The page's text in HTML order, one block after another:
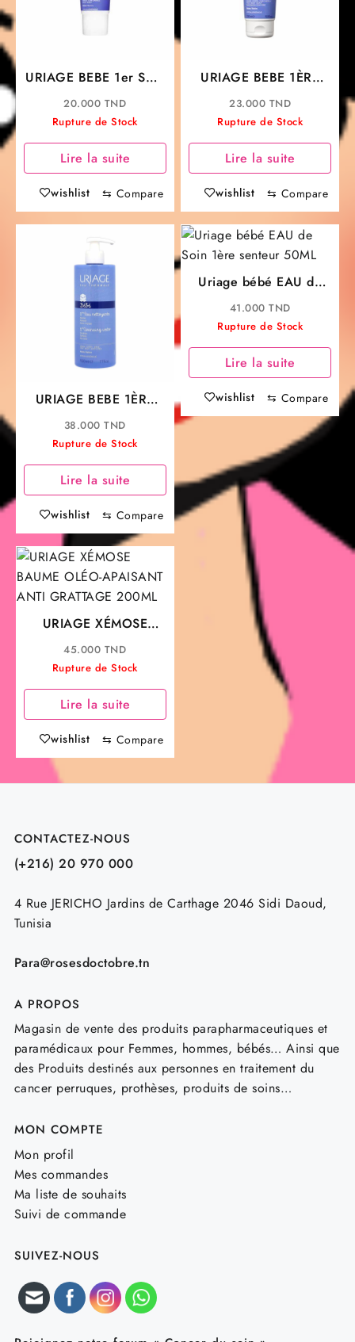
URIAGE BEBE 1er Soin
Croûtes de Lait 40ML
20.000 TND
Rupture de Stock
Lire la suite
wishlist ⇆ Compare
URIAGE BEBE 1ÈRE
CRÈME LAVANTE
SURGRAS MOUSSANT
200ML
23.000 TND
Rupture de Stock
Lire la suite
wishlist ⇆ Compare
URIAGE BEBE 1ÈRE
EAU NETTOYANTE
EAU NETTOYANTE
DOUCEUR 500ML
38.000TND
Rupture de Stock
Lire la suite
wishlist ⇆ Compare
Uriage bébé EAU de
Soin 1ère senteur
50ML
41.000TND
Rupture de Stock
Lire la suite
wishlist ⇆ Compare
URIAGE XÉMOSE
BAUME OLÉO-
APAISANT ANTI
GRATTAGE 200ML
45.000 TND
Rupture de Stock
Lire la suite
wishlist ⇆ Compare
CONTACTEZ-NOUS
(+216) 20 970 000
4 Rue JERICHO Jardins de Carthage 2046 Sidi Daoud,
Tunisia
Para@rosesdoctobre.tn
A PROPOS
Magasin de vente des produits parapharmaceutiques et
paramédicaux pour Femmes, hommes, bébés… Ainsi que
des Produits destinés aux personnes en traitement du
cancer perruques, prothèses, produits de soins…
MON COMPTE
Mon profil
Mes commandes
Ma liste de souhaits
Suivi de commande
SUIVEZ-NOUS